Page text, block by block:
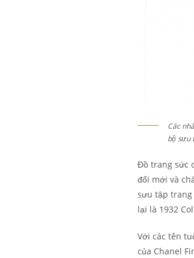
Các
bộ sưu
Đồ trang sức
đổi mới và
sưu tập trang
lại là 1932
Với các tên
của Chanel